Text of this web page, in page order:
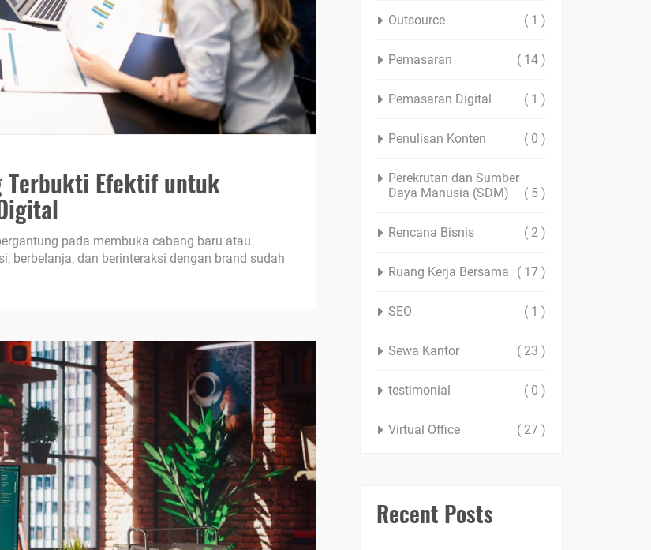
Terbukti Efektif untuk
pada membuka cabang baru atau
berbelanja, dan berinteraksi dengan brand sudah
Outsource ( 1 )
Pemasaran ( 14 )
Pemasaran Digital ( 1 )
Penulisan Konten ( 0 )
Perekrutan dan Sumber
Daya Manusia (SDM)
( 5 )
Rencana Bisnis ( 2 )
Ruang Kerja Bersama ( 17 )
SEO ( 1 )
Sewa Kantor ( 23 )
testimonial ( 0 )
Virtual Office ( 27 )
Recent Posts